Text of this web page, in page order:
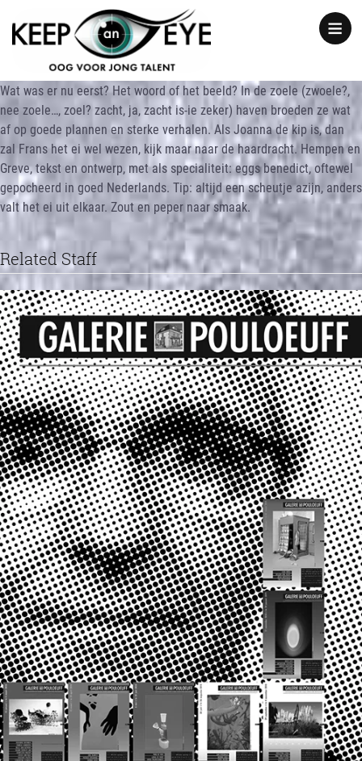
Show
notice
Wat was er nu eerst? Het woord of het beeld? In de zoele (zwoele?,
nee zoele…, zoel? zacht, ja, zacht is-ie zeker) haven broeden ze wat
af op goede plannen en sterke verhalen. Als Joanna de kip is, dan
zal Frans het ei wel wezen, kijk maar naar de haardracht. Hempen en
Greve, tekst en ontwerp, met als specialiteit: eggs benedict, oftewel
gepocheerd in goed Nederlands. Tip: altijd een scheutje azijn, anders
valt het ei uit elkaar. Zout en peper naar smaak.
Related Staff